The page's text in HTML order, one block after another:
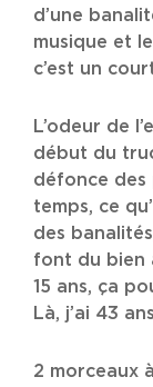
d’une
musique et
c’est un
L’odeur de
début du
défonce des
temps, ce
des
font du bien
15 ans, ça
Là, j’ai 43
2 morceaux